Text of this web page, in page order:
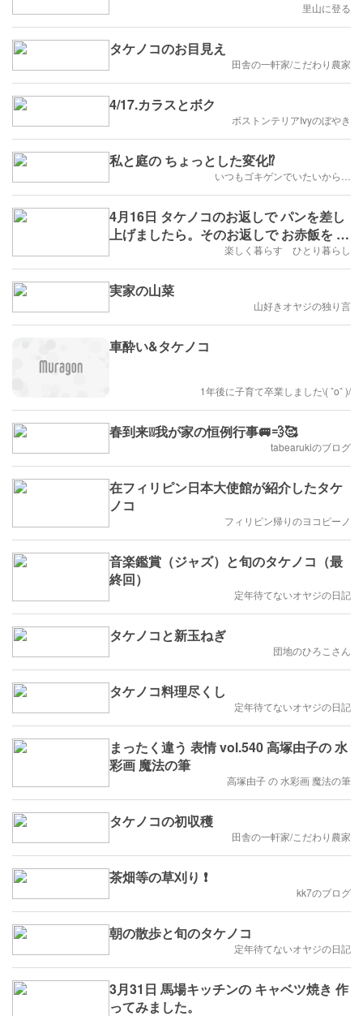
里山に登る
タケノコのお目見え
田舎の一軒家/こだわり農家
4/17.カラスとボク
ボストンテリアIvyのぼやき
私と庭の ちょっとした変化⁉️
いつもゴキゲンでいたいから…
4月16日 タケノコのお返しで パンを差し
上げましたら。そのお返しで お赤飯を も
楽しく暮らす ひとり暮らし
実家の山菜
山好きオヤジの独り言
車酔い&タケノコ
1年後に子育て卒業しました\( ˆoˆ )/
春到来❕❕我が家の恒例行事🚐💨🥰
tabearukiのブログ
在フィリピン日本大使館が紹介したタケ
ノコ
フィリピン帰りのヨコピーノ
音楽鑑賞（ジャズ）と旬のタケノコ（最
終回）
定年待てないオヤジの日記
タケノコと新玉ねぎ
団地のひろこさん
タケノコ料理尽くし
定年待てないオヤジの日記
まったく違う 表情 vol.540 高塚由子の 水
彩画 魔法の筆
高塚由子 の 水彩画 魔法の筆
タケノコの初収穫
田舎の一軒家/こだわり農家
茶畑等の草刈り ❗
kk7のブログ
朝の散歩と旬のタケノコ
定年待てないオヤジの日記
3月31日 馬場キッチンの キャベツ焼き 作
ってみました。